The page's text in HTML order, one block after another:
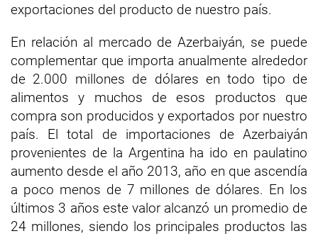
exportaciones del producto de nuestro país.
En relación al mercado de Azerbaiyán, se puede
complementar que importa anualmente alrededor
de 2.000 millones de dólares en todo tipo de
alimentos y muchos de esos productos que
compra son producidos y exportados por nuestro
país. El total de importaciones de Azerbaiyán
provenientes de la Argentina ha ido en paulatino
aumento desde el año 2013, año en que ascendía
a poco menos de 7 millones de dólares. En los
últimos 3 años este valor alcanzó un promedio de
24 millones, siendo los principales productos las